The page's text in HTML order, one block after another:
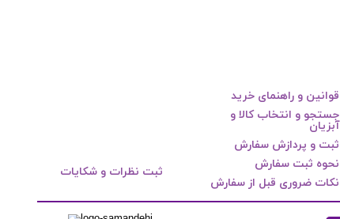
قوانین و راهنمای خرید
جستجو و انتخاب کالا و
آبزیان
ثبت و پردازش سفارش
نحوه ثبت سفارش
نکات ضروری قبل از سفارش
ثبت نظرات و شکایات